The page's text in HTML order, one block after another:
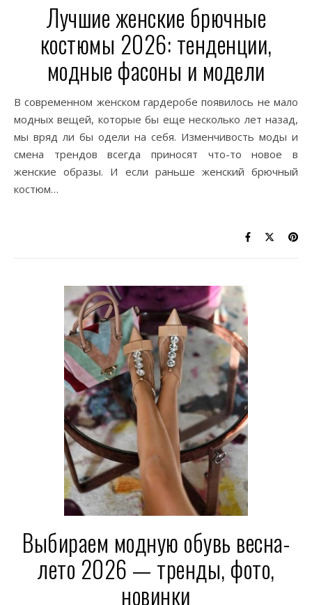
Лучшие женские брючные
костюмы 2026: тенденции,
модные фасоны и модели
В современном женском гардеробе появилось не мало
модных вещей, которые бы еще несколько лет назад,
мы вряд ли бы одели на себя. Изменчивость моды и
смена трендов всегда приносят что-то новое в
женские образы. И если раньше женский брючный
костюм…
Выбираем модную обувь весна-
лето 2026 — тренды, фото,
новинки